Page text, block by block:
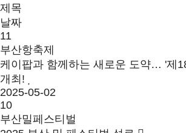
제목
날짜
11
부산항축제
케이팝과 함께하는 새로운 도약… '제
개최!
2025-05-02
10
부산밀페스티벌